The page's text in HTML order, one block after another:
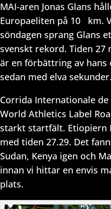
MAI-aren Jonas Glans
Europaeliten på 10
km.
söndagen sprang Glans
svenskt rekord. Tiden 27
är en förbättring av
sedan med elva sekunder.
Corrida Internationale
World Athletics Label
starkt startfält. Etiopiern
med tiden 27.29. Det
Sudan, Kenya igen och
innan vi hittar en envis
plats.